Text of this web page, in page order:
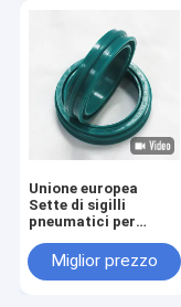
Unione europea
Sette di sigilli
pneumatici per
candeggina per
anello di sigillo d'aria
Miglior prezzo